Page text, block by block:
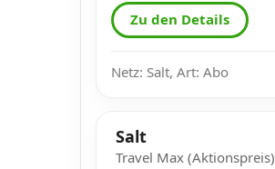
Zu den Details
Netz: Salt, Art: Abo
Salt
Travel Max (Aktionspreis)